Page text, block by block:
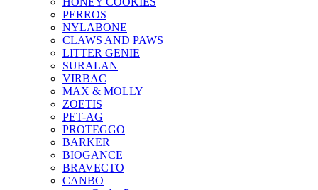
PERROS
NYLABONE
CLAWS AND PAWS
LITTER GENIE
SURALAN
VIRBAC
MAX & MOLLY
ZOETIS
PET-AG
PROTEGGO
BARKER
BIOGANCE
BRAVECTO
CANBO